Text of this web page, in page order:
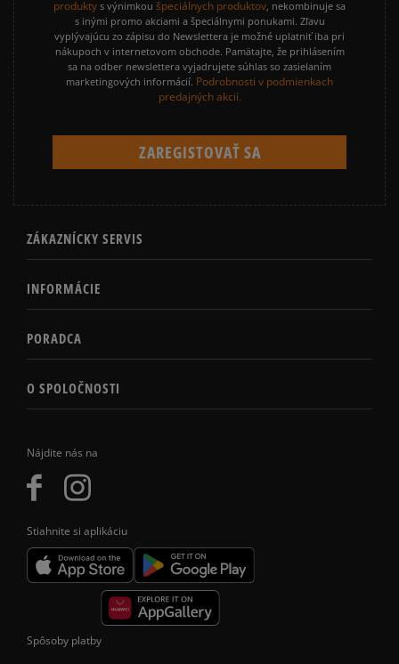
Nájdite nás na
Stiahnite si aplikáciu
produkty s výnimkou špeciálnych produktov, nekombinuje sa
s inými promo akciami a špeciálnymi ponukami. Zľavu
vyplývajúcu zo zápisu do Newslettera je možné uplatniť iba pri
nákupoch v internetovom obchode. Pamätajte, že prihlásením
sa na odber newslettera vyjadrujete súhlas so zasielaním
marketingových informácií. Podrobnosti v podmienkach
predajných akcií.
ZÁKAZNÍCKY SERVIS
INFORMÁCIE
PORADCA
O SPOLOČNOSTI
Spôsoby platby